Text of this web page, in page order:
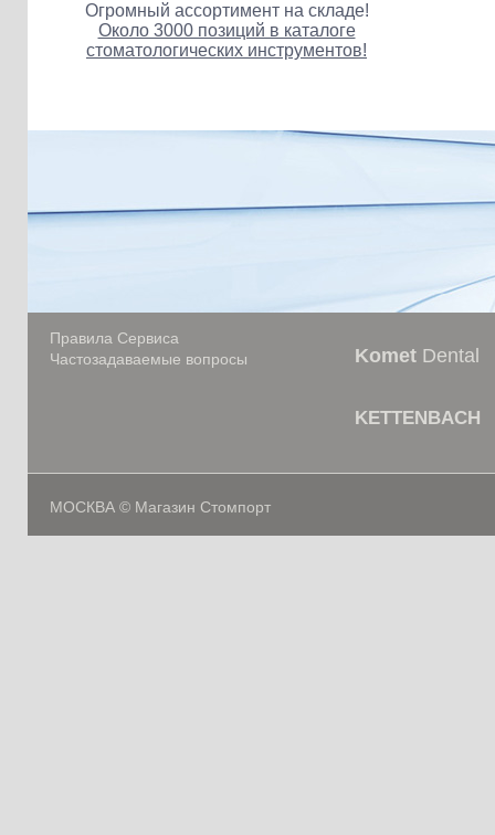
Огромный ассортимент на складе!
Около 3000 позиций в каталоге
стоматологических инструментов!
Правила Сервиса
Частозадаваемые вопросы
Komet Dental
KETTENBACH
МОСКВА © Магазин Стомпорт